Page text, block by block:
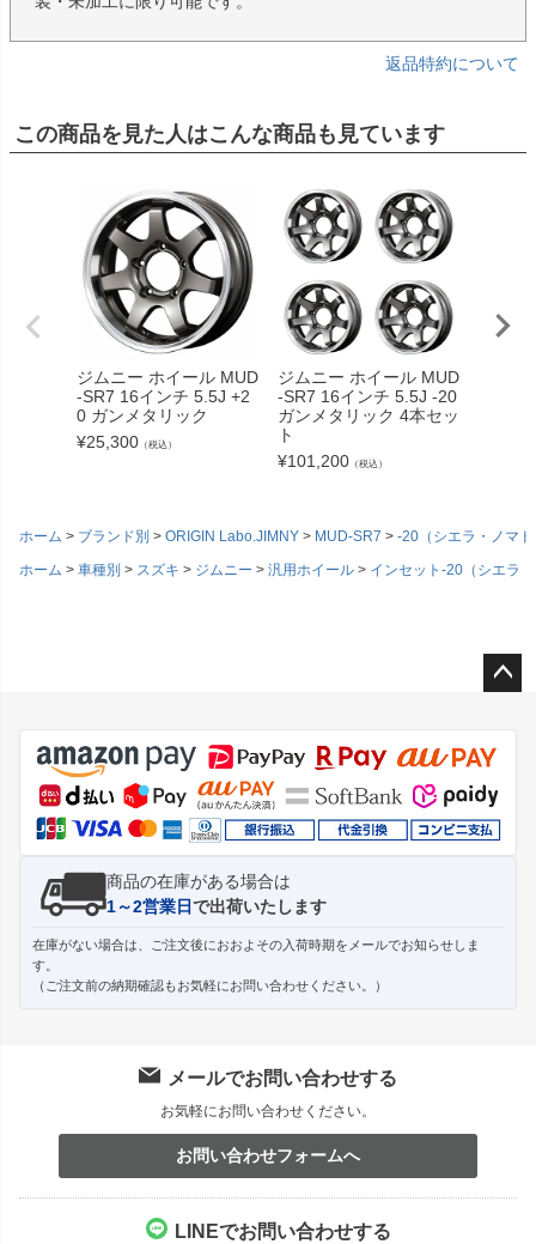
返品特約について
この商品を見た人はこんな商品も見ています
ジムニー ホイール MUD
-SR7 16インチ 5.5J +2
0 ガンメタリック
¥25,300 （税込）
ジムニー ホイール MUD
-SR7 16インチ 5.5J -20
ガンメタリック 4本セッ
ト
¥101,200 （税込）
ホーム ブランド別 ORIGIN Labo.JIMNY MUD-SR7
-20（シエラ・ノマ
ホーム
車種別 スズキ ジムニー 汎用ホイール インセット-20（シエラ
ジト
ップ
へ
商品の在庫がある場合は
1～2営業日で出荷いたします
在庫がない場合は、ご注文後におおよその入荷時期をメールでお知らせしま
す。
（ご注文前の納期確認もお気軽にお問い合わせください。）
メールでお問い合わせする
お気軽にお問い合わせください。
お問い合わせフォームへ
LINEでお問い合わせする